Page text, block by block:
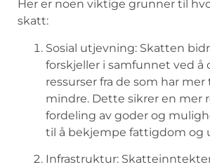
Her er noen viktige​ grunner til
skatt:
Sosial⁤ utjevning: Skatten
forskjeller i samfunnet ved ‍å
ressurser⁤ fra​ de som har
mindre. ⁢Dette sikrer en ‍mer
fordeling av goder ⁣og
til å bekjempe fattigdom og
Infrastruktur: